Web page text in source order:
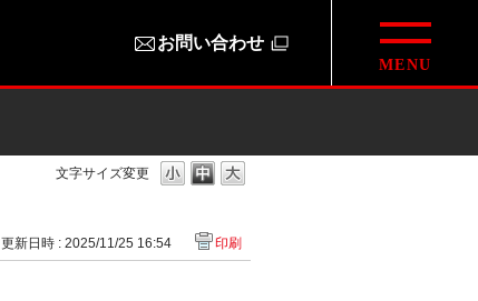
お問い合わせ
文字サイズ変更
更新日時 : 2025/11/25 16:54 印刷